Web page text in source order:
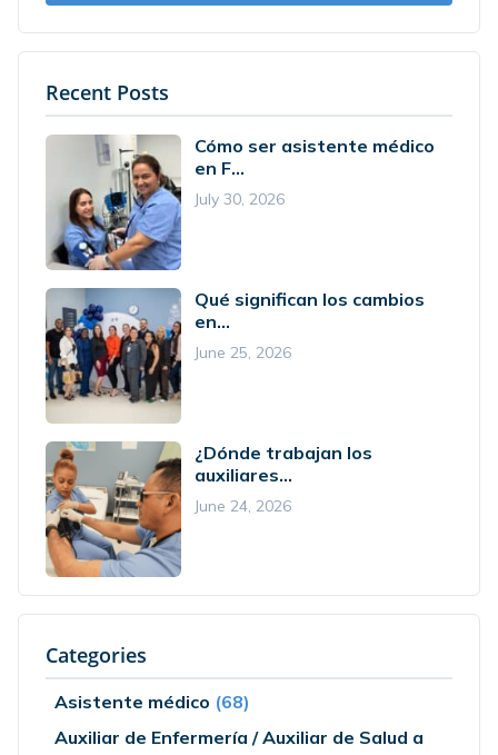
Recent Posts
Cómo ser asistente médico
en F...
July 30, 2026
Qué significan los cambios
en...
June 25, 2026
¿Dónde trabajan los
auxiliares...
June 24, 2026
Categories
Asistente médico (68)
Auxiliar de Enfermería / Auxiliar de Salud a